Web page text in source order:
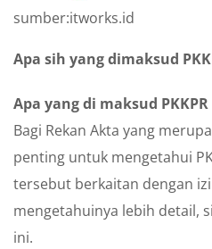
sumber:itworks.id
Apa sih yang dimaksud
Apa yang di maksud PKKPR
Bagi Rekan Akta yang
penting untuk mengetahui
tersebut berkaitan dengan
mengetahuinya lebih detail,
ini.